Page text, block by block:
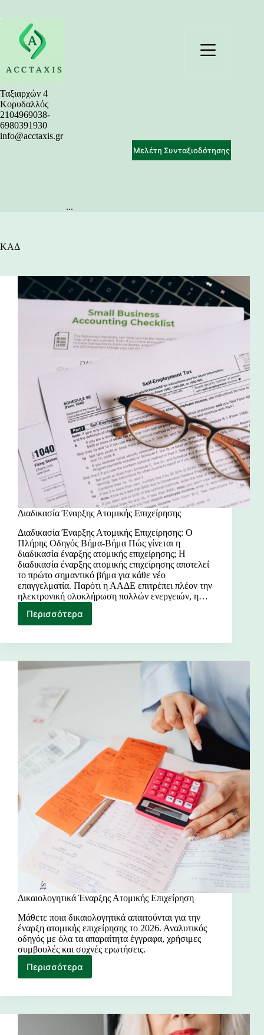
περιεχόμενο
Ταξιαρχών 4
Κορυδαλλός
2104969038-
6980391930
info@acctaxis.gr
...
Μελέτη Συνταξιοδότησης
ΚΑΔ
Διαδικασία Έναρξης Ατομικής Επιχείρησης
Διαδικασία Έναρξης Ατομικής Επιχείρησης: Ο
Πλήρης Οδηγός Βήμα-Βήμα Πώς γίνεται η
διαδικασία έναρξης ατομικής επιχείρησης; Η
διαδικασία έναρξης ατομικής επιχείρησης αποτελεί
το πρώτο σημαντικό βήμα για κάθε νέο
επαγγελματία. Παρότι η ΑΑΔΕ επιτρέπει πλέον την
ηλεκτρονική ολοκλήρωση πολλών ενεργειών, η…
Περισσότερα
Διαδικασία
Ατομικής
Δικαιολογητικά Έναρξης Ατομικής Επιχείρηση
Μάθετε ποια δικαιολογητικά απαιτούνται για την
έναρξη ατομικής επιχείρησης το 2026. Αναλυτικός
οδηγός με όλα τα απαραίτητα έγγραφα, χρήσιμες
συμβουλές και συχνές ερωτήσεις.
ΠερισσότεραΔικαιολογητικά
Ατομικής